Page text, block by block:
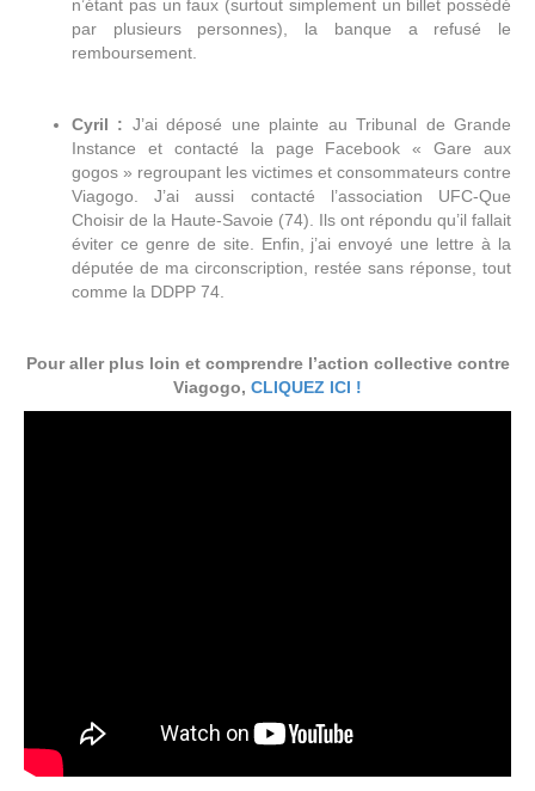
n’étant pas un faux (surtout simplement un billet possédé
par plusieurs personnes), la banque a refusé le
remboursement.
Cyril : J’ai déposé une plainte au Tribunal de Grande
Instance et contacté la page Facebook « Gare aux
gogos » regroupant les victimes et consommateurs contre
Viagogo. J’ai aussi contacté l’association UFC-Que
Choisir de la Haute-Savoie (74). Ils ont répondu qu’il fallait
éviter ce genre de site. Enfin, j’ai envoyé une lettre à la
députée de ma circonscription, restée sans réponse, tout
comme la DDPP 74.
Pour aller plus loin et comprendre l’action collective contre
Viagogo, CLIQUEZ ICI !